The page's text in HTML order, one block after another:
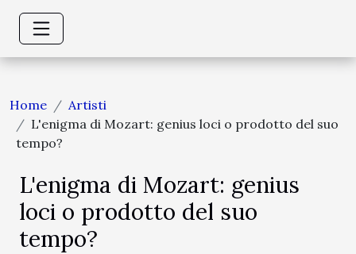
Home
Artisti
L'enigma di Mozart: genius loci o prodotto del suo
tempo?
L'enigma di Mozart: genius
loci o prodotto del suo
tempo?